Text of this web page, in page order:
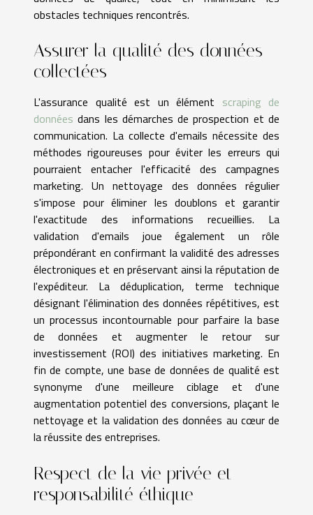
obstacles techniques rencontrés.
Assurer la qualité des données
collectées
L'assurance qualité est un élément scraping de
données dans les démarches de prospection et de
communication. La collecte d'emails nécessite des
méthodes rigoureuses pour éviter les erreurs qui
pourraient entacher l'efficacité des campagnes
marketing. Un nettoyage des données régulier
s'impose pour éliminer les doublons et garantir
l'exactitude des informations recueillies. La
validation d'emails joue également un rôle
prépondérant en confirmant la validité des adresses
électroniques et en préservant ainsi la réputation de
l'expéditeur. La déduplication, terme technique
désignant l'élimination des données répétitives, est
un processus incontournable pour parfaire la base
de données et augmenter le retour sur
investissement (ROI) des initiatives marketing. En
fin de compte, une base de données de qualité est
synonyme d'une meilleure ciblage et d'une
augmentation potentiel des conversions, plaçant le
nettoyage et la validation des données au cœur de
la réussite des entreprises.
Respect de la vie privée et
responsabilité éthique